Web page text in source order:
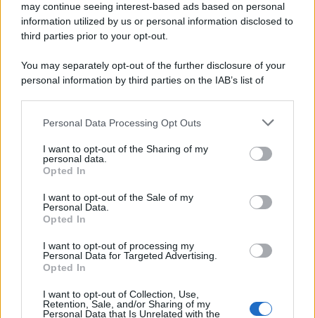
may continue seeing interest-based ads based on personal
information utilized by us or personal information disclosed to
third parties prior to your opt-out.
You may separately opt-out of the further disclosure of your
personal information by third parties on the IAB’s list of
This information may also be disclosed by us to third parties
disclose it to other third parties.
Please note that this website/app uses one or more Google
services and may gather and store information including but
not limited to your visit or usage behaviour. You may click to
grant or deny consent to Google and its third-party tags to
consent section.
Personal Data Processing Opt Outs
I want to opt-out of the Sharing of my
personal data.
Opted In
I want to opt-out of the Sale of my
Personal Data.
Opted In
I want to opt-out of processing my
Personal Data for Targeted Advertising.
Opted In
I want to opt-out of Collection, Use,
Retention, Sale, and/or Sharing of my
Personal Data that Is Unrelated with the